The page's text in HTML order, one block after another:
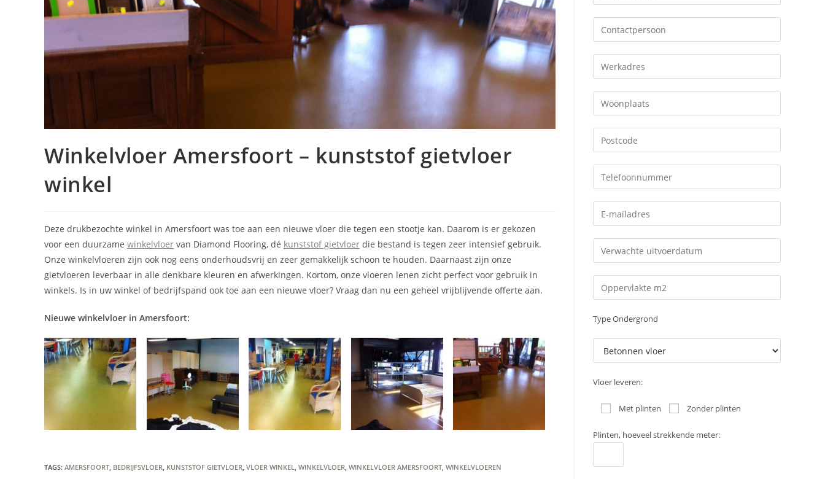
Winkelvloer Amersfoort – kunststof gietvloer
winkel
Deze drukbezochte winkel in Amersfoort was toe aan een nieuwe vloer die tegen een stootje kan. Daarom is er gekozen
voor een duurzame winkelvloer van Diamond Flooring, dé kunststof gietvloer die bestand is tegen zeer intensief gebruik.
Onze winkelvloeren zijn ook nog eens onderhoudsvrij en zeer gemakkelijk schoon te houden. Daarnaast zijn onze
gietvloeren leverbaar in alle denkbare kleuren en afwerkingen. Kortom, onze vloeren lenen zicht perfect voor gebruik in
winkels. Is in uw winkel of bedrijfspand ook toe aan een nieuwe vloer? Vraag dan nu een geheel vrijblijvende offerte aan.
Nieuwe winkelvloer in Amersfoort:
TAGS: AMERSFOORT BEDRIJFSVLOER KUNSTSTOF GIETVLOER VLOER WINKEL WINKELVLOER WINKELVLOER AMERSFOORT WINKELVLOEREN
Type Ondergrond
Vloer leveren:
Met plinten Zonder plinten
Plinten, hoeveel strekkende meter: